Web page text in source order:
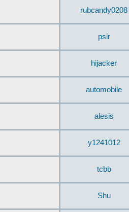
rubcandy0208
psir
hijacker
automobile
alesis
y1241012
tcbb
Shu